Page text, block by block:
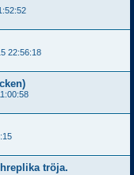
22:56:18
tröja.